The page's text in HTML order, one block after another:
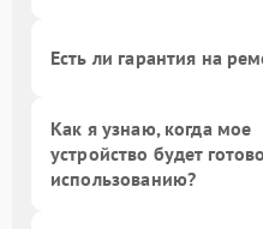
Есть ли гарантия на
Как я узнаю, когда мое
устройство будет
использованию?